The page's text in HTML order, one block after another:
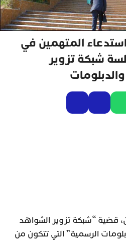
المتهمين في
شبكة تزوير
قضية “شبكة تزوير الشواهد
الرسمية” التي تتكون من